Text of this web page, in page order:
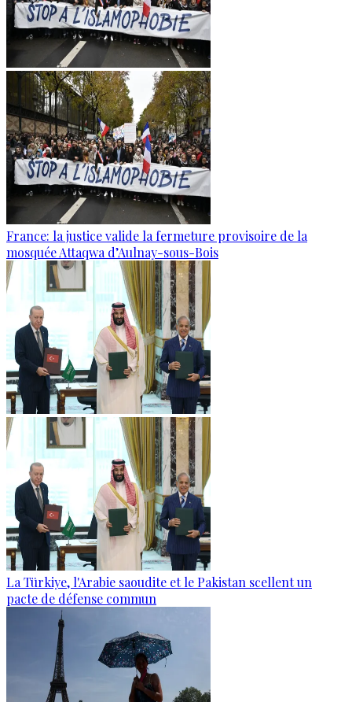
France: la justice valide la fermeture provisoire de la
mosquée Attaqwa d’Aulnay-sous-Bois
La Türkiye, l'Arabie saoudite et le Pakistan scellent un
pacte de défense commun